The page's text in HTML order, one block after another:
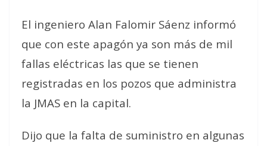
El ingeniero Alan Falomir Sáenz informó
que con este apagón ya son más de mil
fallas eléctricas las que se tienen
registradas en los pozos que administra
la JMAS en la capital.
Dijo que la falta de suministro en algunas